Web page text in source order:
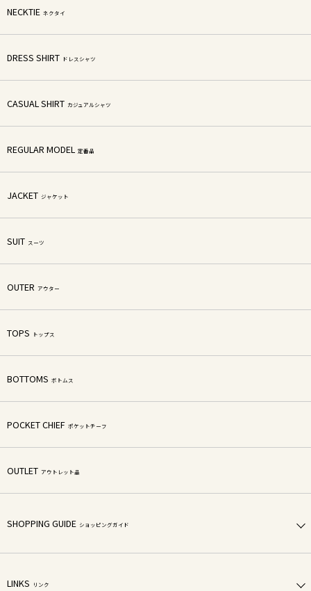
NECKTIE ネクタイ
DRESS SHIRT ドレスシャツ
CASUAL SHIRT カジュアルシャツ
REGULAR MODEL 定番品
JACKET ジャケット
SUIT スーツ
OUTER アウター
TOPS トップス
BOTTOMS ボトムス
POCKET CHIEF ポケットチーフ
OUTLET アウトレット品
SHOPPING GUIDE ショッピングガイド
LINKS リンク